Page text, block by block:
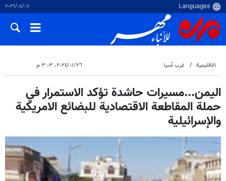
٠٧‏/٠٨‏/٢٠٢٦
الاقلیمیة غرب آسیا ٢٦‏/٠١‏/٢٠٢٤، ٣:٠٣ م
اليمن...مسيرات حاشدة تؤكد الاستمرار في
حملة المقاطعة الاقتصادية للبضائع الامريكية
والإسرائيلية